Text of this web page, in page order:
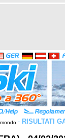
- RISULTATI